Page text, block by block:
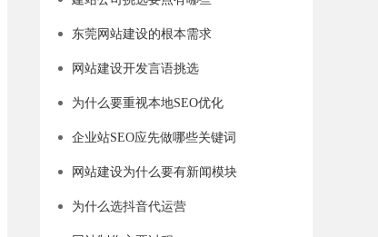
东莞网站建设的根本需求
网站建设开发言语挑选
为什么要重视本地SEO优化
企业站SEO应先做哪些关键词
网站建设为什么要有新闻模块
为什么选抖音代运营